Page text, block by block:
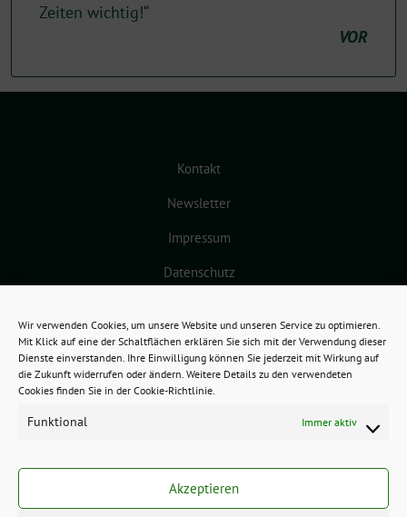
Wir verwenden Cookies, um unsere Website und unseren Service zu optimieren.
Mit Klick auf eine der Schaltflächen erklären Sie sich mit der Verwendung dieser
Dienste einverstanden. Ihre Einwilligung können Sie jederzeit mit Wirkung auf
die Zukunft widerrufen oder ändern. Weitere Details zu den verwendeten
Cookies finden Sie in der Cookie-Richtlinie.
Funktional Immer aktiv
Akzeptieren
Zeiten wichtig!“
VOR
Kontakt
Newsletter
Impressum
Datenschutz
freie grüne Themesunflower‐ ein